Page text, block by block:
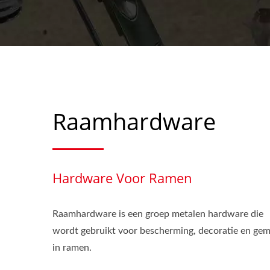
Raamhardware
Hardware Voor Ramen
Raamhardware is een groep metalen hardware die
wordt gebruikt voor bescherming, decoratie en
in ramen.